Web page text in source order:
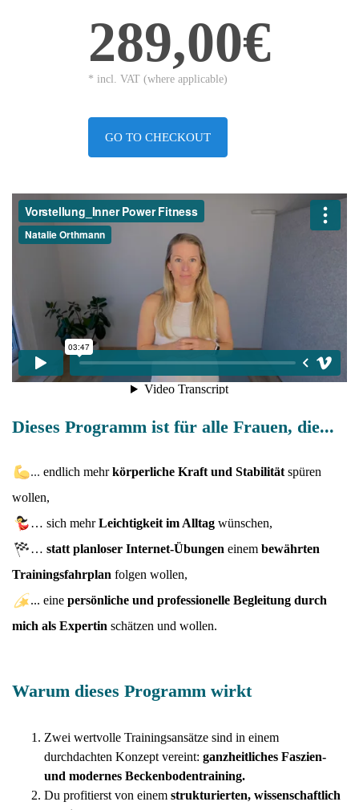
289,00€
* incl. VAT (where applicable)
GO TO CHECKOUT
Dieses Programm ist für alle Frauen, die...
...endlich mehrkörperliche Kraft und Stabilität spüren
wollen,
… sich mehrLeichtigkeit im Alltag wünschen,
…statt planloser Internet-Übungen einembewährten
Trainingsfahrplan folgen wollen,
... einepersönliche und professionelleBegleitung durch
mich als Expertin schätzen und wollen.
Warum dieses Programm wirkt
Zwei wertvolle Trainingsansätze sind in einem
durchdachten Konzept vereint: ganzheitliches Faszien-
und modernes Beckenbodentraining.
Du profitierst von einem strukturierten, wissenschaftlich